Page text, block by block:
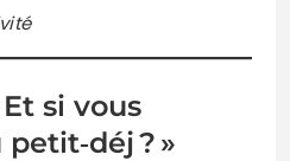
si vous
petit‑déj ? »